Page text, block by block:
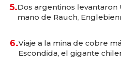
5.Dos argentinos levantaron
mano de Rauch,
6.Viaje a la mina de cobre
Escondida, el gigante